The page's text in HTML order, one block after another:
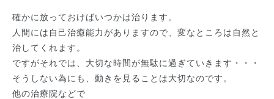
確かに放っておけばいつかは治ります。
人間には自己治癒能力がありますので、変なところは自然と
治してくれます。
ですがそれでは、大切な時間が無駄に過ぎていきます・・・
そうしない為にも、動きを見ることは大切なのです。
他の治療院などで